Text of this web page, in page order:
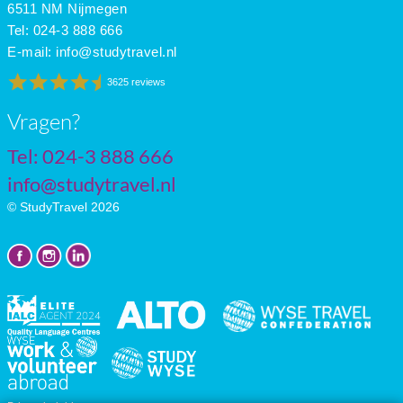
June
July
6511 NM Nijmegen
Tel: 024-3 888 666
E-mail: info@studytravel.nl
3625 reviews
Vragen?
Tel: 024-3 888 666
info@studytravel.nl
© StudyTravel 2026